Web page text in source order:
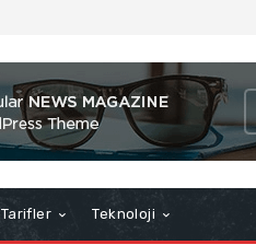
Tarifler Teknoloji